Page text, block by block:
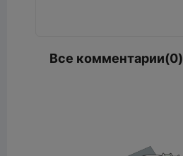
Все комментарии(0)